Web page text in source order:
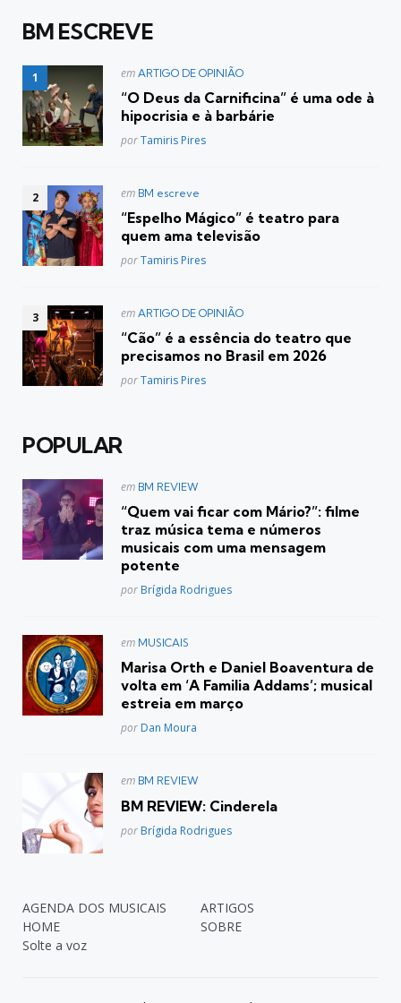
BM ESCREVE
Postado
em ARTIGO DE OPINIÃO
“O Deus da Carnificina” é uma ode à
hipocrisia e à barbárie
Posted
porTamiris Pires
Postado
em BM escreve
“Espelho Mágico” é teatro para
quem ama televisão
Posted
porTamiris Pires
Postado
em ARTIGO DE OPINIÃO
“Cão” é a essência do teatro que
precisamos no Brasil em 2026
Posted
porTamiris Pires
POPULAR
Postado
em BM REVIEW
“Quem vai ficar com Mário?”: filme
traz música tema e números
musicais com uma mensagem
potente
Posted
por Brígida Rodrigues
Postado
em MUSICAIS
Marisa Orth e Daniel Boaventura de
volta em ‘A Familia Addams’; musical
estreia em março
Posted
por Dan Moura
Postado
em BM REVIEW
BM REVIEW: Cinderela
Posted
por Brígida Rodrigues
AGENDA DOS MUSICAIS
ARTIGOS
HOME
SOBRE
Solte a voz